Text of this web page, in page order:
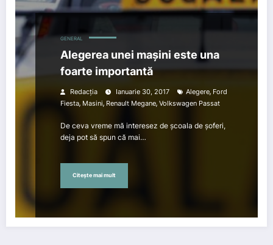
GENERAL
Alegerea unei mașini este una
foarte importantă
Redacția Ianuarie 30, 2017 Alegere, Ford
Fiesta, Masini, Renault Megane, Volkswagen Passat
De ceva vreme mă interesez de școala de șoferi,
deja pot să spun că mai…
Citește mai mult